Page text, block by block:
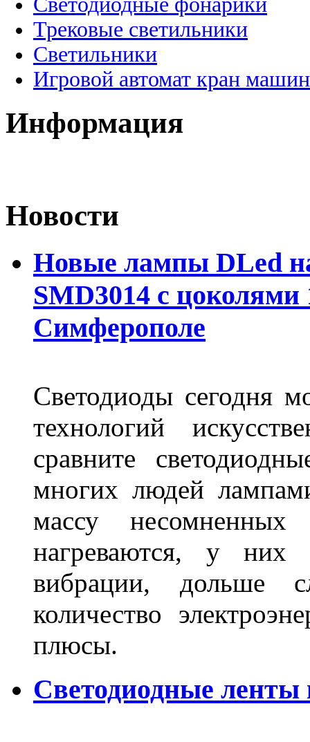
Трековые светильники
Светильники
Игровой автомат кран
Информация
Новости
Новые лампы DLed
SMD3014 с цоколями
Симферополе
Светодиоды сегодня
технологий
сравните
многих людей
массу
нагреваются, у них
вибрации, дольше
количество
плюсы.
Светодиодные